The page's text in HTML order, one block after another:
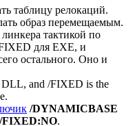
таблицу релокаций.
образ перемещаемым.
тактикой по
для EXE, и
остального. Оно и
and /FIXED is the
/DYNAMICBASE
/FIXED:NO.